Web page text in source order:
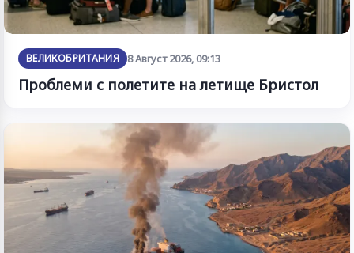
ВЕЛИКОБРИТАНИЯ 8 Август 2026, 09:13
Проблеми с полетите на летище Бристол